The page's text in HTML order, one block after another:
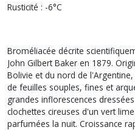
Rusticité : -6°C
Broméliacée décrite
John Gilbert Baker en 1879.
Bolivie et du nord de l'Argentine,
de feuilles souples, fines et
grandes inflorescences
clochettes cireuses d'un vert
parfumées la nuit. Croissance